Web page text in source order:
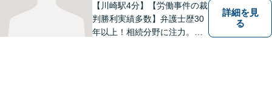
【川崎駅4分】【労働事件の裁
判勝利実績多数】弁護士歴30
年以上！相続分野に注力。依
詳細を見
る